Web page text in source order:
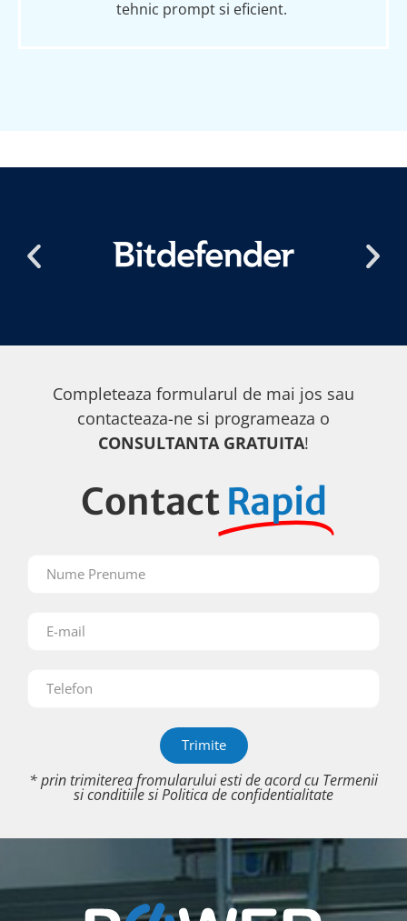
tehnic promptsi eficient.
Completeaza formularul de mai jos sau
contacteaza-ne si programeaza o
CONSULTANTA GRATUITA!
Contact Rapid
Trimite
* prin trimiterea fromularului esti de acord cu Termenii
si conditiilesiPolitica de confidentialitate